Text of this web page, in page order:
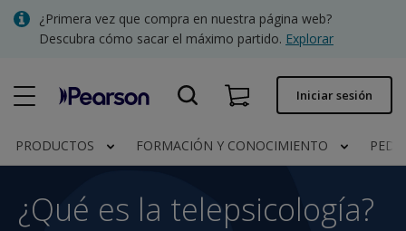
Skip¿Primera vez que compra en nuestra página web?
Descubra cómo sacar el máximo partido. Explorar
Pedido rápido
Facturas
Contacto
Iniciar sesión
PRODUCTOS FORMACIÓN Y CONOCIMIENTO
¿Qué es la
¿Qué es la telepsicología?